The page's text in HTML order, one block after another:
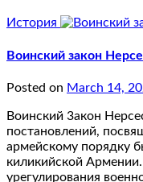
История
Воинcкий закон
Posted on March 14,
Воинский 3акон
постановлений,
армейскому порядку
киликийской
урегулирования